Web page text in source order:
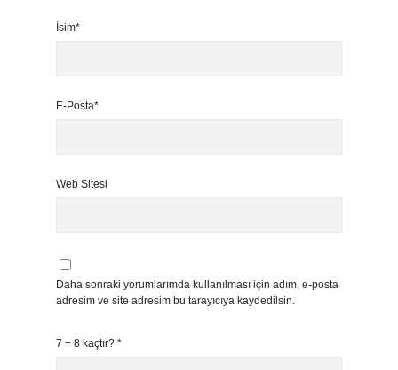
İsim*
E-Posta*
Web Sitesi
Daha sonraki yorumlarımda kullanılması için adım, e-posta
adresim ve site adresim bu tarayıcıya kaydedilsin.
7 + 8 kaçtır? *